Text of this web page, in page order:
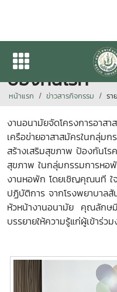
โครงการอาส
ป้องกันโรค
หน้าแรก ข่าวสารกิจกรรม รา
งานอนามัยจัดโครงการอาส
เครือข่ายอาสาสมัครในกลุ่ม
สร้างเสริมสุขภาพ ป้องกันโ
สุขภาพ ในกลุ่มกรรมการหอ
งานหอพัก โดยเชิญคุณนที ใ
ปฏิบัติการ จากโรงพยาบาล
หัวหน้างานอนามัย คุณลักษ
บรรยายให้ความรู้แก่ผู้เข้าร่วม